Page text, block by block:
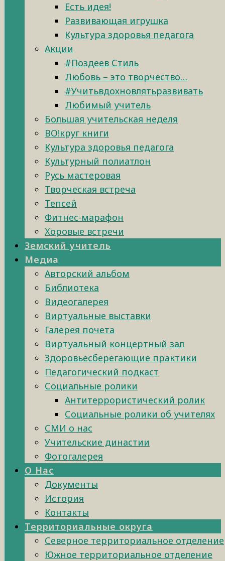
Есть идея!
Развивающая игрушка
Культура здоровья педагога
Акции
#Поздеев Стиль
Любовь – это творчество…
#Учитьвдохновлятьразвивать
Любимый учитель
Большая учительская неделя
ВО!круг книги
Культура здоровья педагога
Культурный полиатлон
Русь мастеровая
Творческая встреча
Тепсей
Фитнес-марафон
Хоровые встречи
Земский учитель
Медиа
Авторский альбом
Библиотека
Видеогалерея
Виртуальные выставки
Галерея почета
Виртуальный концертный зал
Здоровьесберегающие практики
Педагогический подкаст
Социальные ролики
Антитеррористический ролик
Социальные ролики об учителях
СМИ о нас
Учительские династии
Фотогалерея
О Нас
Документы
История
Контакты
Территориальные округа
Северное территориальное отделение
Южное территориальное отделение